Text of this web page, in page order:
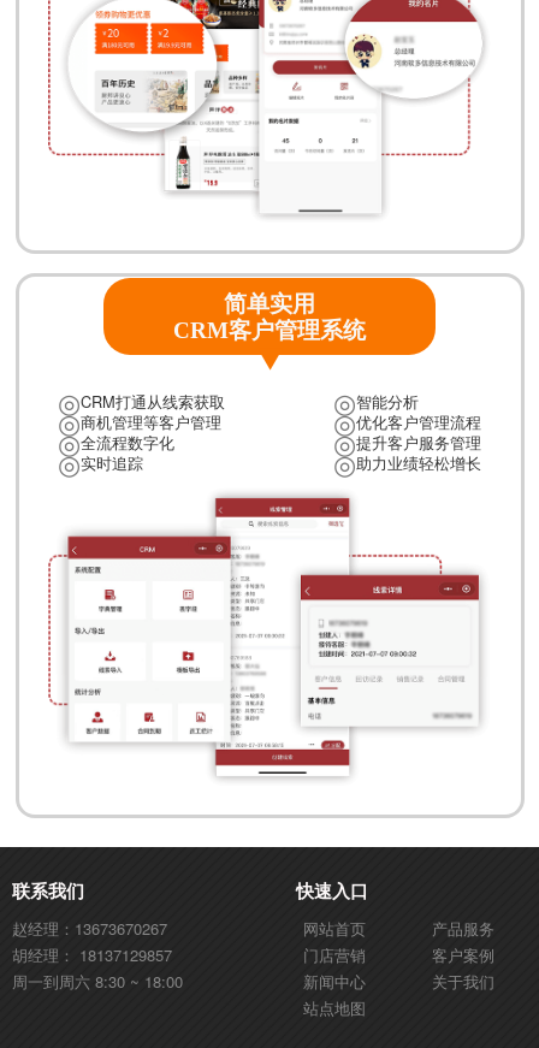
简单实用
CRM客户管理系统
◎CRM打通从线索获取
◎商机管理等客户管理
◎全流程数字化
◎实时追踪
◎智能分析
◎优化客户管理流程
◎提升客户服务管理
◎助力业绩轻松增长
联系我们
赵经理：13673670267
胡经理： 18137129857
周一到周六 8:30 ~ 18:00
快速入口
网站首页
产品服务
门店营销
客户案例
新闻中心
关于我们
站点地图